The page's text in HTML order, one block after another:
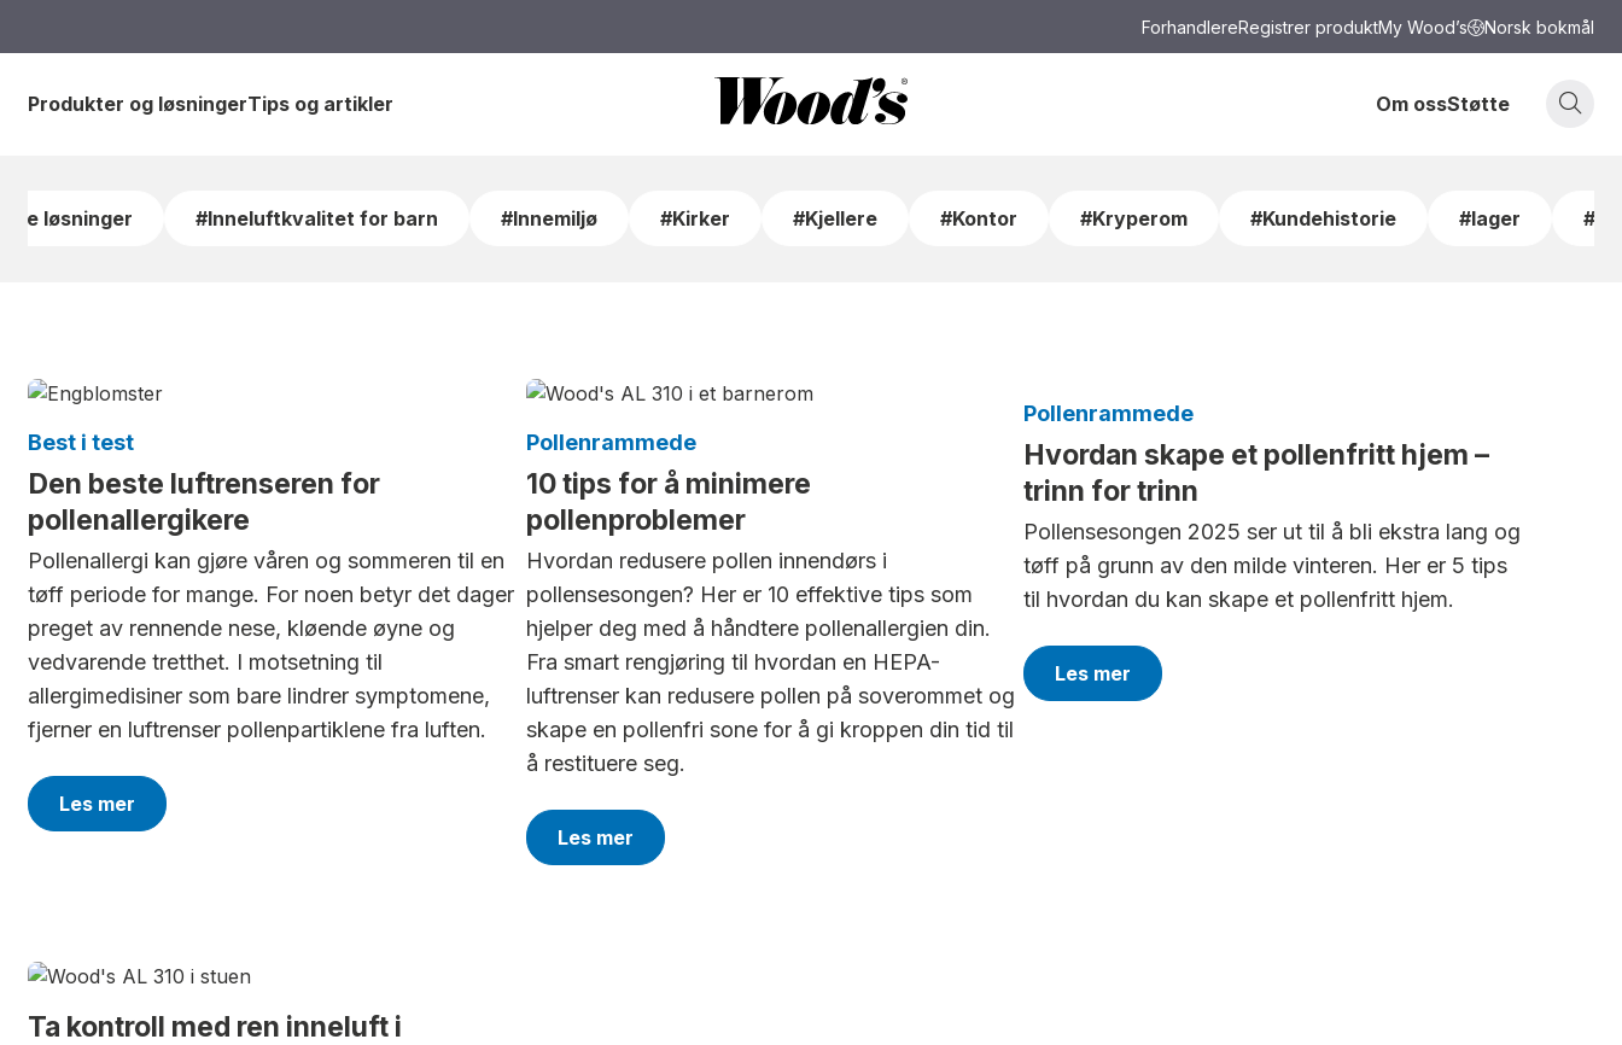
ForhandlereRegistrer produktMy Wood’s Norsk bokmål
Produkter og løsningerTips og artikler Om ossStøtte
løsninger #Inneluftkvalitet for barn #Innemiljø #Kirker #Kjellere #Kontor #Kryperom #Kundehistorie #lager
Best i test
Den beste luftrenseren for
pollenallergikere
Pollenallergi kan gjøre våren og sommeren til en
tøff periode for mange. For noen betyr det dager
preget av rennende nese, kløende øyne og
vedvarende tretthet. I motsetning til
allergimedisiner som bare lindrer symptomene,
fjerner en luftrenser pollenpartiklene fra luften.
Les mer
Pollenrammede
10 tips for å minimere
pollenproblemer
Hvordan redusere pollen innendørs i
pollensesongen? Her er 10 effektive tips som
hjelper deg med å håndtere pollenallergien din.
Fra smart rengjøring til hvordan en HEPA-
luftrenser kan redusere pollen på soverommet og
skape en pollenfri sone for å gi kroppen din tid til
å restituere seg.
Les mer
Pollenrammede
Hvordan skape et pollenfritt hjem –
trinn for trinn
Pollensesongen 2025 ser ut til å bli ekstra lang og
tøff på grunn av den milde vinteren. Her er 5 tips
til hvordan du kan skape et pollenfritt hjem.
Les mer
Ta kontroll med ren inneluft i